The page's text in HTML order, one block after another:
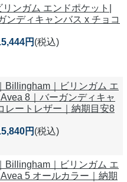
ンガム エンドポケット|
ンディキャンバス x チョコ
円 (税込)
Billingham｜ビリンガム エ
8｜バーガンディキャ
レートレザー｜納期目安8
円 (税込)
Billingham｜ビリンガム エ
5 オールカラー｜納期